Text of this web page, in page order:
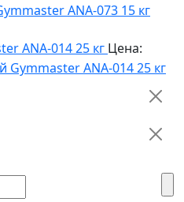
ANA-014 25 кг Цена: